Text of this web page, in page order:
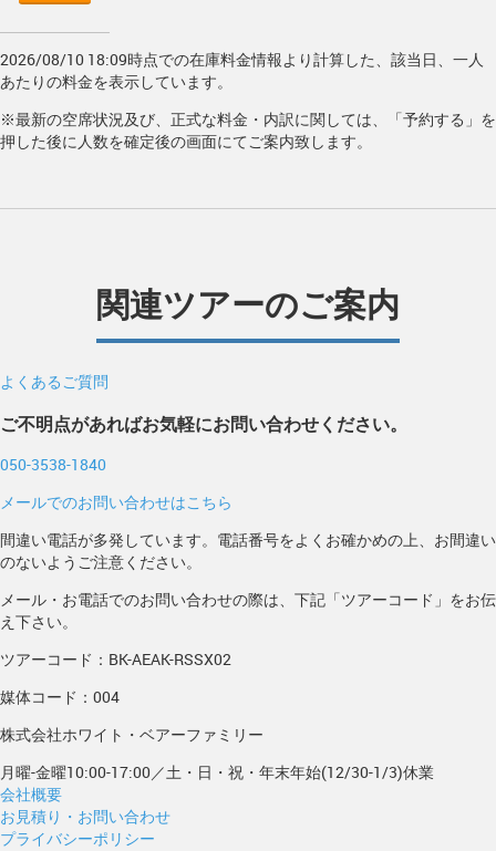
2026/08/10 18:09時点での在庫料金情報より計算した、該当日、一人
あたりの料金を表示しています。
※最新の空席状況及び、正式な料金・内訳に関しては、「予約する」を
押した後に人数を確定後の画面にてご案内致します。
関連ツアーのご案内
よくあるご質問
ご不明点があればお気軽にお問い合わせください。
050-3538-1840
メールでのお問い合わせはこちら
間違い電話が多発しています。電話番号をよくお確かめの上、お間違い
のないようご注意ください。
メール・お電話でのお問い合わせの際は、下記「ツアーコード」をお伝
え下さい。
ツアーコード：BK-AEAK-RSSX02
媒体コード：004
株式会社ホワイト・ベアーファミリー
月曜-金曜10:00-17:00／土・日・祝・年末年始(12/30-1/3)休業
会社概要
お見積り・お問い合わせ
プライバシーポリシー